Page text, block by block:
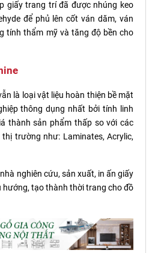
giấy trang trí đã được nhúng keo
để phủ lên cốt ván dăm, ván
tính thẩm mỹ và tăng độ bền cho
là loại vật liệu hoàn thiện bề mặt
thông dụng nhất bởi tính linh
thành sản phẩm thấp so với các
trường như: Laminates, Acrylic,
nghiên cứu, sản xuất, in ấn giấy
hướng, tạo thành thời trang cho đồ